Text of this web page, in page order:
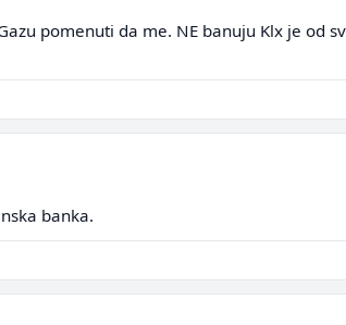
pomenuti da me. NE banuju Klx je od
banka.